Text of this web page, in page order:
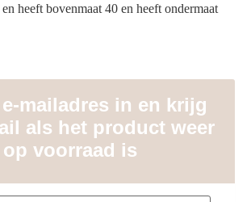
heeft bovenmaat 40 en heeft ondermaat
mailadres in en krijg
als het product weer
op voorraad is